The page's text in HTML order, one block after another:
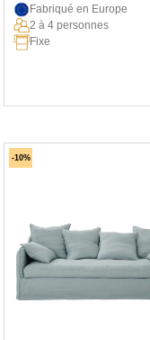
Fabriqué en Europe
2 à 4 personnes
Fixe
-10%